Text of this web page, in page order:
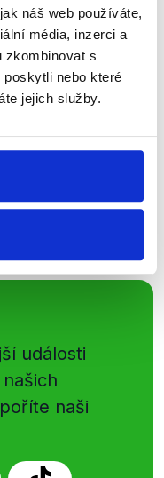
náš web používáte,
média, inzerci a
zkombinovat s
nebo které
jejich služby.
a analýz.
a
šíří.
události
naši